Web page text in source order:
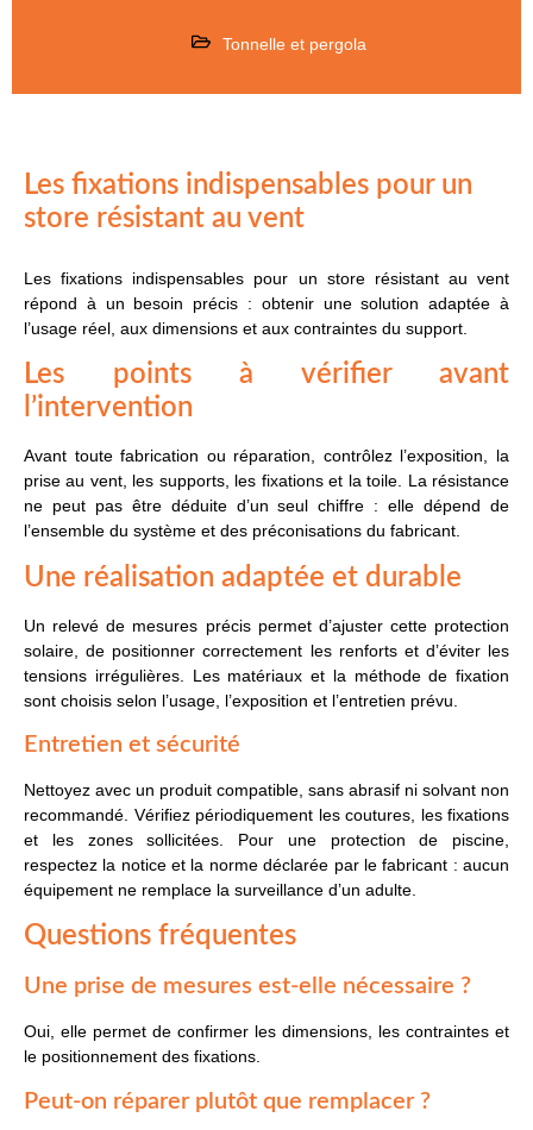
Tonnelle et pergola
Les fixations indispensables pour un
store résistant au vent
Les fixations indispensables pour un store résistant au vent
répond à un besoin précis : obtenir une solution adaptée à
l’usage réel, aux dimensions et aux contraintes du support.
Les points à vérifier avant
l’intervention
Avant toute fabrication ou réparation, contrôlez l’exposition, la
prise au vent, les supports, les fixations et la toile. La résistance
ne peut pas être déduite d’un seul chiffre : elle dépend de
l’ensemble du système et des préconisations du fabricant.
Une réalisation adaptée et durable
Un relevé de mesures précis permet d’ajuster cette protection
solaire, de positionner correctement les renforts et d’éviter les
tensions irrégulières. Les matériaux et la méthode de fixation
sont choisis selon l’usage, l’exposition et l’entretien prévu.
Entretien et sécurité
Nettoyez avec un produit compatible, sans abrasif ni solvant non
recommandé. Vérifiez périodiquement les coutures, les fixations
et les zones sollicitées. Pour une protection de piscine,
respectez la notice et la norme déclarée par le fabricant : aucun
équipement ne remplace la surveillance d’un adulte.
Questions fréquentes
Une prise de mesures est-elle nécessaire ?
Oui, elle permet de confirmer les dimensions, les contraintes et
le positionnement des fixations.
Peut-on réparer plutôt que remplacer ?